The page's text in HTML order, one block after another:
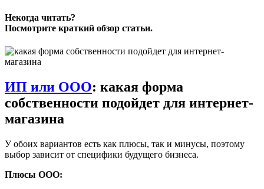
Некогда читать?
Посмотрите краткий обзор статьи.
ИП или ООО: какая форма
собственности подойдет для интернет-
магазина
У обоих вариантов есть как плюсы, так и минусы, поэтому
выбор зависит от специфики будущего бизнеса.
Плюсы ООО: